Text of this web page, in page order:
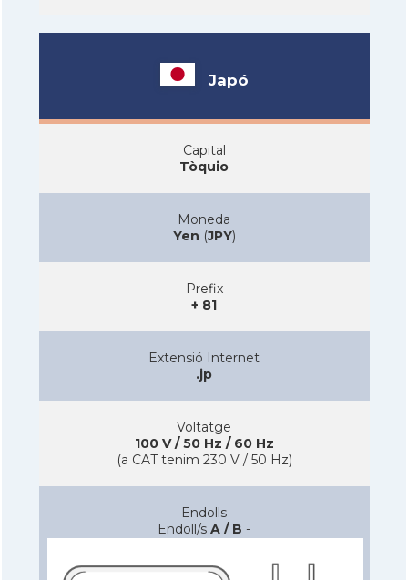
Japó
Capital
Tòquio
Moneda
Yen (JPY)
Prefix
+ 81
Extensió Internet
.jp
Voltatge
100 V / 50 Hz / 60 Hz
(a CAT tenim 230 V / 50 Hz)
Endolls
Endoll/s A / B -